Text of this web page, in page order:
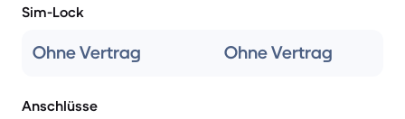
Sim-Lock
Ohne Vertrag Ohne Vertrag
Anschlüsse